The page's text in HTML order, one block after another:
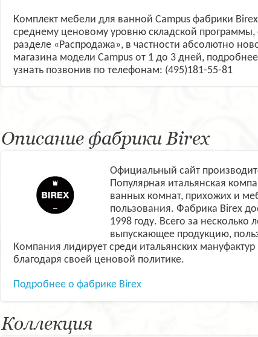
Комплект мебели для ванной Campus фабрики
среднему ценовому уровню складской программы,
разделе «Распродажа», в частности абсолютно
магазина модели Campus от 1 до 3 дней,
узнать позвонив по телефонам: (495)181-55-81
Описание фабрики Birex
Официальный сайт
Популярная итальянская
ванных комнат, прихожих и
пользования. Фабрика Birex
1998 году. Всего за несколько
выпускающее продукцию,
Компания лидирует среди итальянских
благодаря своей ценовой политике.
Подробнее о фабрике Birex
Коллекция